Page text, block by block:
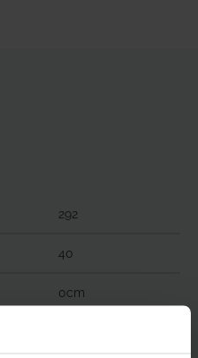
292
40
0cm